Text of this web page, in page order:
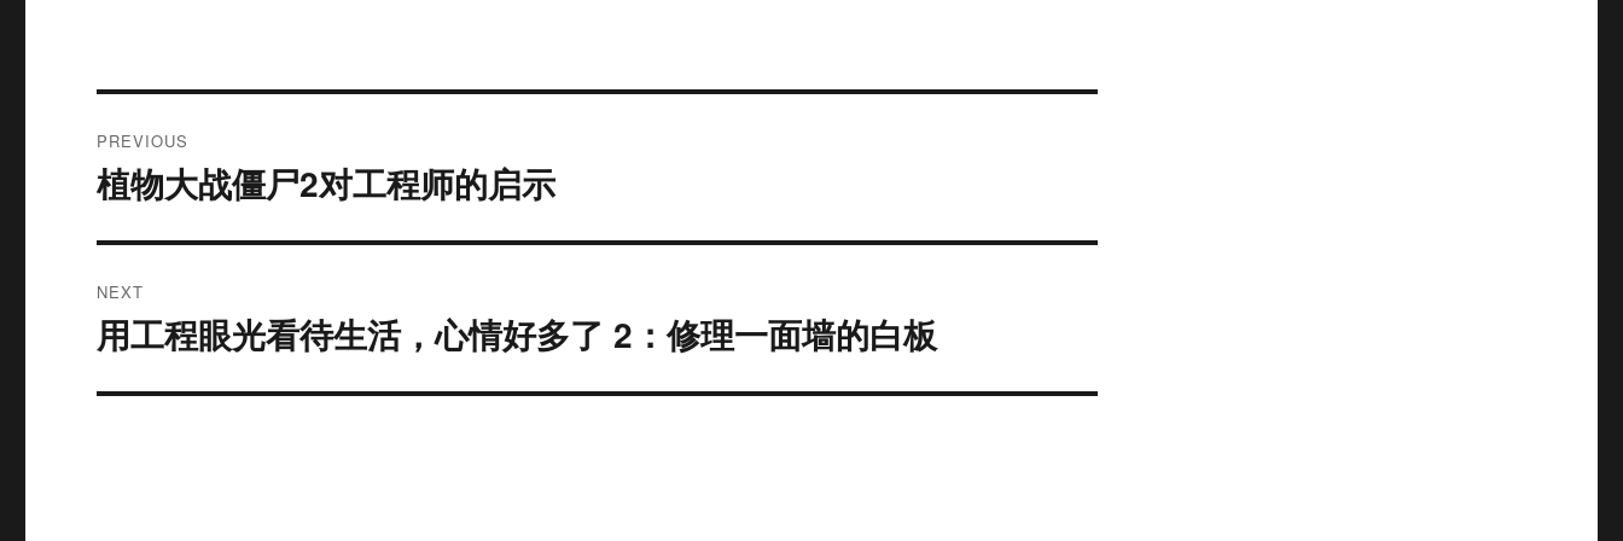
navigation
PREVIOUS
Previous
post:
植物大战僵尸2对工程师的启示
NEXT
Next
post:
用工程眼光看待生活，心情好多了 2：修理一面墙的白板